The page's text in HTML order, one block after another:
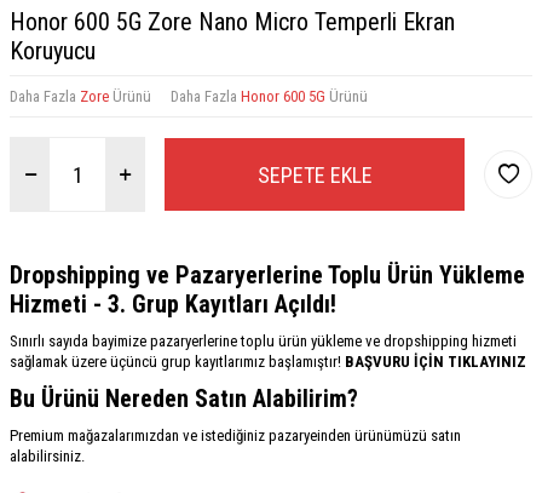
Honor 600 5G Zore Nano Micro Temperli Ekran
Koruyucu
Daha Fazla Zore Ürünü Daha Fazla Honor 600 5G Ürünü
SEPETE EKLE
Dropshipping ve Pazaryerlerine Toplu Ürün Yükleme
Hizmeti - 3. Grup Kayıtları Açıldı!
Sınırlı sayıda bayimize pazaryerlerine toplu ürün yükleme ve dropshipping hizmeti
sağlamak üzere üçüncü grup kayıtlarımız başlamıştır! BAŞVURU İÇİN TIKLAYINIZ
Bu Ürünü Nereden Satın Alabilirim?
Premium mağazalarımızdan ve istediğiniz pazaryeinden ürünümüzü satın
alabilirsiniz.